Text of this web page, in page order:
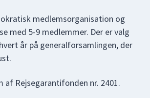
medlemsorganisation og
med 5-9 medlemmer. Der er valg
år på generalforsamlingen, der
af Rejsegarantifonden nr. 2401.